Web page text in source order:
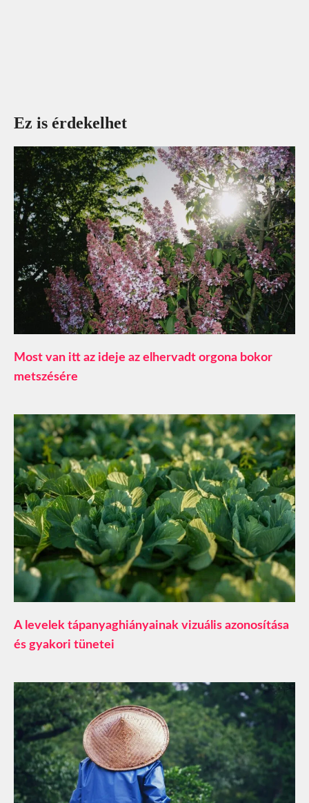
Ez is érdekelhet
Most van itt az ideje az elhervadt orgona bokor
metszésére
A levelek tápanyaghiányainak vizuális azonosítása
és gyakori tünetei